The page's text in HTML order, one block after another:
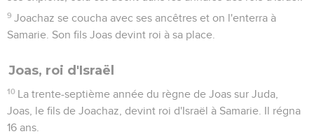
9 Joachaz se coucha avec ses ancêtres et on l'enterra à
Samarie. Son fils Joas devint roi à sa place.
Joas, roi d'Israël
10 La trente-septième année du règne de Joas sur Juda,
Joas, le fils de Joachaz, devint roi d'Israël à Samarie. Il régna
16 ans.